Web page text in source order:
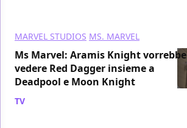
MARVEL STUDIOS MS. MARVEL
Ms Marvel: Aramis Knight vorrebbe
vedere Red Dagger insieme a
Deadpool e Moon Knight
TV